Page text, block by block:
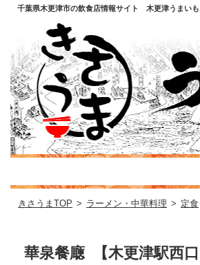
千葉県木更津市の飲食店情報サイト 木更津うまいも
きさうまTOP > ラーメン・中華料理 > 定食
華泉餐廰 【木更津駅西口